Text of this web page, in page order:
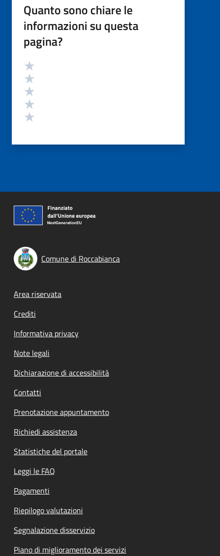
Quanto sono chiare le
informazioni su questa
pagina?
Valutazione
Comune di Roccabianca
Footer menu
Area riservata
Crediti
Informativa privacy
Note legali
Dichiarazione di accessibilità
Contatti
Prenotazione appuntamento
Richiedi assistenza
Statistiche del portale
Leggi le FAQ
Pagamenti
Riepilogo valutazioni
Segnalazione disservizio
Piano di miglioramento dei servizi